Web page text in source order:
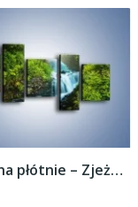
Obraz na płótnie – Zjeżdżalnia z wodospadu...